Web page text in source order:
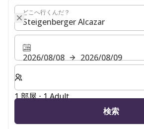
どこへ行くんだ？
どこへ行くんだ？
2026/08/08
2026/08/09
客室数と宿泊人数をお選びください。
1 部屋 ⋅ 1 Adult
検索